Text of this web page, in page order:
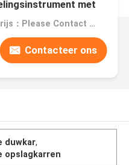
met
Prijs：Please Contact Us For The Price
Contacteer ons
duwkar,
opslagkarren